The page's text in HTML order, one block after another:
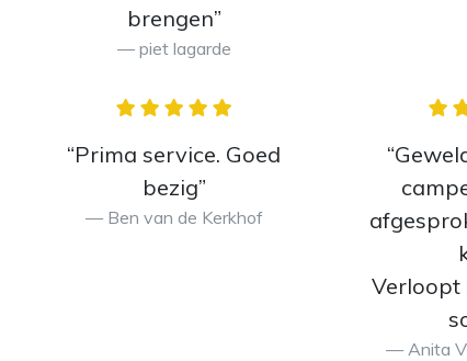
brengen”
piet lagarde
“Prima service. Goed
bezig”
Ben van de Kerkhof
Verloopt
Anita